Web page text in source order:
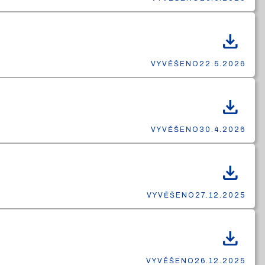
download
VYVĚŠENO 22.5.2026
download
VYVĚŠENO 30.4.2026
download
VYVĚŠENO 27.12.2025
download
VYVĚŠENO 26.12.2025